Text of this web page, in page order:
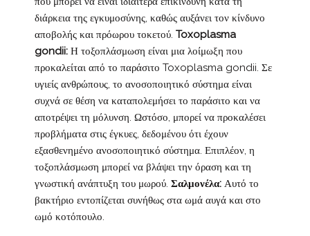
διάρκεια της εγκυμοσύνης, καθώς αυξάνει τον κίνδυνο
αποβολής και πρόωρου τοκετού.Toxoplasma
gondii: Η τοξοπλάσμωση είναι μια λοίμωξη που
προκαλείται από το παράσιτο Toxoplasma gondii. Σε
υγιείς ανθρώπους, το ανοσοποιητικό σύστημα είναι
συχνά σε θέση να καταπολεμήσει το παράσιτο και να
αποτρέψει τη μόλυνση. Ωστόσο, μπορεί να προκαλέσει
προβλήματα στις έγκυες, δεδομένου ότι έχουν
εξασθενημένο ανοσοποιητικό σύστημα. Επιπλέον, η
τοξοπλάσμωση μπορεί να βλάψει την όραση και τη
γνωστική ανάπτυξη του μωρού.Σαλμονέλα: Αυτό το
βακτήριο εντοπίζεται συνήθως στα ωμά αυγά και στο
ωμό κοτόπουλο.